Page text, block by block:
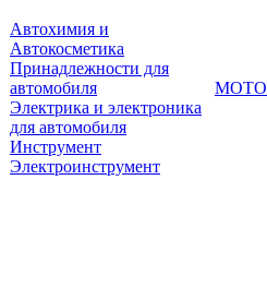
Автохимия и
Автокосметика
Принадлежности для
автомобиля
Электрика и электроника
для автомобиля
Инструмент
Электроинструмент
МОТО